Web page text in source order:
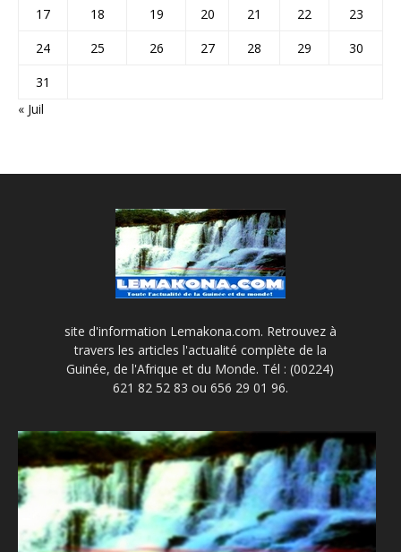
17
18 19 20 21 22
23
24
25 26 27 28 29
30
31
« Juil
site d'information Lemakona.com. Retrouvez à
travers les articles l'actualité complète de la
Guinée, de l'Afrique et du Monde. Tél : (00224)
621 82 52 83 ou 656 29 01 96.